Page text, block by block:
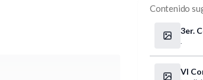
Contenido
3er.
de
.
VI